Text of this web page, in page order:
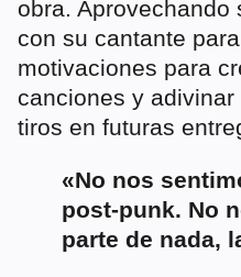
obra. Aprovechando
con su cantante
motivaciones para
canciones y
tiros en futuras
«No nos
post-punk. No
parte de nada,